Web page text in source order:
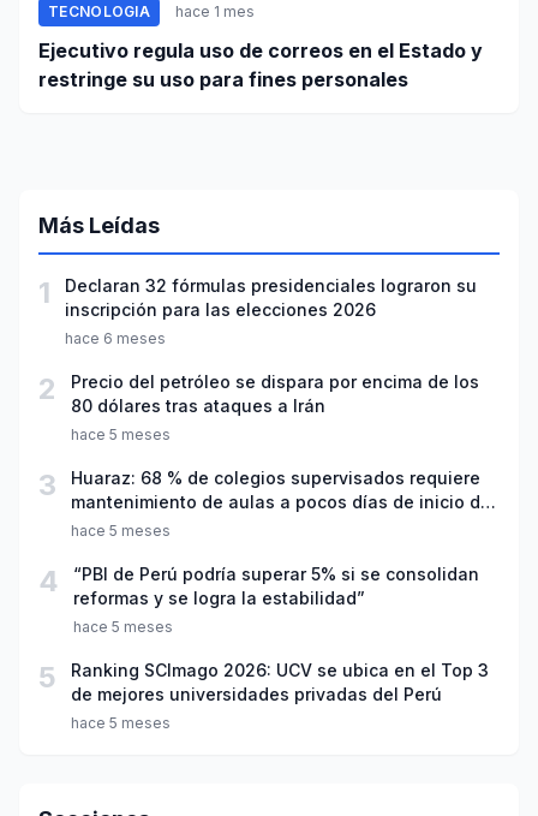
TECNOLOGIA hace 1 mes
Ejecutivo regula uso de correos en el Estado y
restringe su uso para fines personales
Más Leídas
1
Declaran 32 fórmulas presidenciales lograron su
inscripción para las elecciones 2026
hace 6 meses
2
Precio del petróleo se dispara por encima de los
80 dólares tras ataques a Irán
hace 5 meses
3
Huaraz: 68 % de colegios supervisados requiere
mantenimiento de aulas a pocos días de inicio del
año escolar 2026
hace 5 meses
4
“PBI de Perú podría superar 5% si se consolidan
reformas y se logra la estabilidad”
hace 5 meses
5
Ranking SCImago 2026: UCV se ubica en el Top 3
de mejores universidades privadas del Perú
hace 5 meses